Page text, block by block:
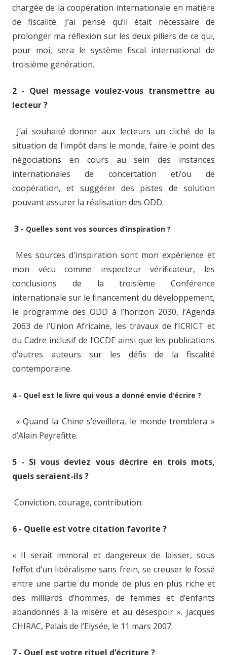
chargée de la coopération internationale en matière
de fiscalité. J’ai pensé qu’il était nécessaire de
prolonger ma réflexion sur les deux piliers de ce qui,
pour moi, sera le système fiscal international de
troisième génération.
2 - Quel message voulez-vous transmettre au
lecteur ?
J’ai souhaité donner aux lecteurs un cliché de la
situation de l’impôt dans le monde, faire le point des
négociations en cours au sein des instances
internationales de concertation et/ou de
coopération, et suggérer des pistes de solution
pouvant assurer la réalisation des ODD.
3 - Quelles sont vos sources d’inspiration ?
Mes sources d'inspiration sont mon expérience et
mon vécu comme inspecteur vérificateur, les
conclusions de la troisième Conférence
internationale sur le financement du développement,
le programme des ODD à l’horizon 2030, l’Agenda
2063 de l’Union Africaine, les travaux de l’ICRICT et
du Cadre inclusif de l’OCDE ainsi que les publications
d’autres auteurs sur les défis de la fiscalité
contemporaine.
4 - Quel est le livre qui vous a donné envie d’écrire ?
« Quand la Chine s’éveillera, le monde tremblera »
d’Alain Peyrefitte.
5 - Si vous deviez vous décrire en trois mots,
quels seraient-ils ?
Conviction, courage, contribution.
6 - Quelle est votre citation favorite ?
« Il serait immoral et dangereux de laisser, sous
l’effet d’un libéralisme sans frein, se creuser le fossé
entre une partie du monde de plus en plus riche et
des milliards d’hommes, de femmes et d’enfants
abandonnés à la misère et au désespoir ». Jacques
CHIRAC, Palais de l’Elysée, le 11 mars 2007.
7 - Quel est votre rituel d’écriture ?